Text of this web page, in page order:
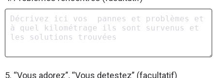
5. “Vous adorez”, “Vous detestez” (facultatif)